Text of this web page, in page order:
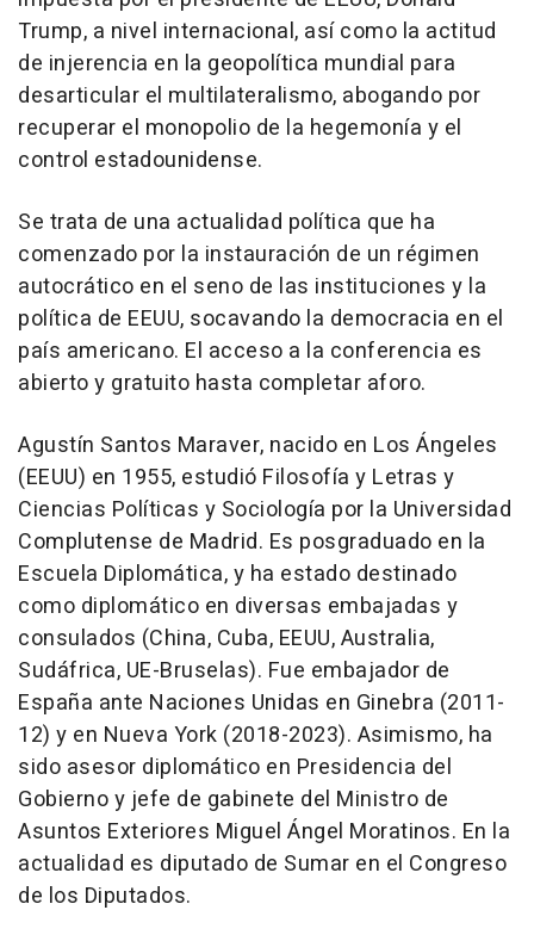
Trump, a nivel internacional, así como la actitud
de injerencia en la geopolítica mundial para
desarticular el multilateralismo, abogando por
recuperar el monopolio de la hegemonía y el
control estadounidense.
Se trata de una actualidad política que ha
comenzado por la instauración de un régimen
autocrático en el seno de las instituciones y la
política de EEUU, socavando la democracia en el
país americano. El acceso a la conferencia es
abierto y gratuito hasta completar aforo.
Agustín Santos Maraver, nacido en Los Ángeles
(EEUU) en 1955, estudió Filosofía y Letras y
Ciencias Políticas y Sociología por la Universidad
Complutense de Madrid. Es posgraduado en la
Escuela Diplomática, y ha estado destinado
como diplomático en diversas embajadas y
consulados (China, Cuba, EEUU, Australia,
Sudáfrica, UE-Bruselas). Fue embajador de
España ante Naciones Unidas en Ginebra (2011-
12) y en Nueva York (2018-2023). Asimismo, ha
sido asesor diplomático en Presidencia del
Gobierno y jefe de gabinete del Ministro de
Asuntos Exteriores Miguel Ángel Moratinos. En la
actualidad es diputado de Sumar en el Congreso
de los Diputados.